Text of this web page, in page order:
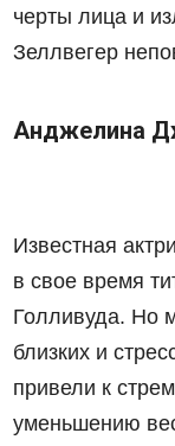
черты лица и
Зеллвегер
Анджелина
Известная
в свое время
Голливуда. Но
близких и
привели к
уменьшению